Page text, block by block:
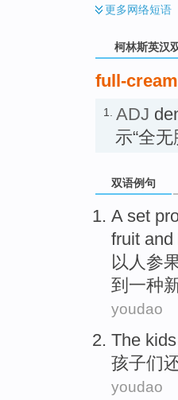
更多网络短语
柯林斯英汉
full-cream
1. ADJ
示“全
双语例句
Aset
fruit and
以人参
到 一种
youdao
The kids
孩子们
youdao